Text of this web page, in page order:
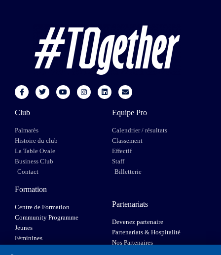
Club
Palmarès
Histoire du club
La Table Ovale
Business Club
Contact
Equipe Pro
Calendrier / résultats
Classement
Effectif
Staff
Billetterie
Formation
Centre de Formation
Community Programme
Jeunes
Féminines
Partenariats
Devenez partenaire
Partenariats & Hospitalité
Nos Partenaires